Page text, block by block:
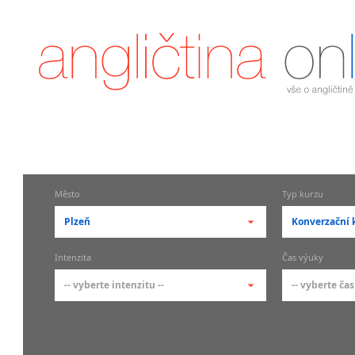
Město
Plzeň
-- vyberte město --
pražské městské části
Typ kurzu
-- vyberte
Intenzita
-- vyberte intenzitu --
Čas výuky
-- vyberte